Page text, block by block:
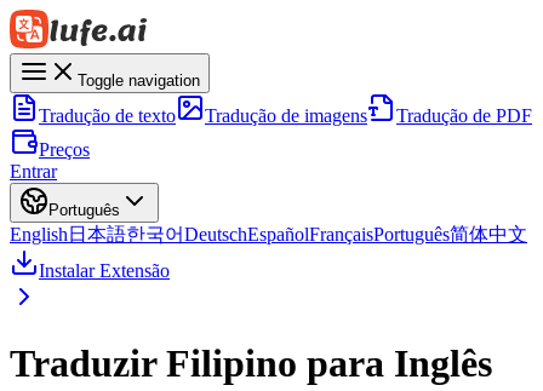
Toggle navigation
Tradução de texto Tradução de imagens
Tradução de PDF
Preços
Entrar
Português
English 日本語한국어DeutschEspañolFrançaisPortuguês简体中文
Instalar Extensão
Traduzir Filipino para Inglês